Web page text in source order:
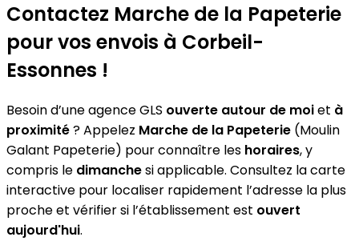
Contactez Marche de la Papeterie
pour vos envois à Corbeil-
Essonnes !
Besoin d’une agence GLS ouverte autour de moiet à
proximité? Appelez Marche de la Papeterie (Moulin
Galant Papeterie) pour connaître les horaires, y
compris le dimanchesi applicable. Consultez la carte
interactive pour localiser rapidement l’adresse la plus
proche et vérifier si l’établissement est ouvert
aujourd'hui.